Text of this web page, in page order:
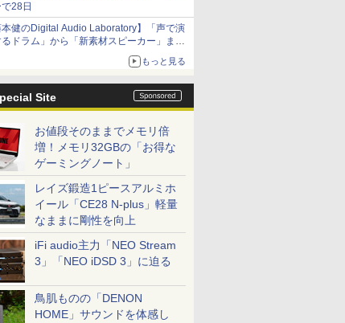
で28日
本健のDigital Audio Laboratory】「声で演
ドラム」から「新素材スピーカー」ま
ヤマハの最新研究のぞいてきた
もっと見る
Site
お値段そのままでメモリ倍
増！メモリ32GBの「お得な
ゲーミングノート」
レイズ鍛造1ピースアルミホ
イール「CE28 N-plus」軽量
なままに剛性を向上
iFi audio主力「NEO Stream
3」「NEO iDSD 3」に迫る
鳥肌ものの「DENON
HOME」サウンドを体感し